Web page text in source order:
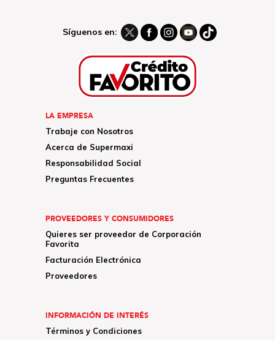
Síguenos en:
LA EMPRESA
Trabaje con Nosotros
Acerca de Supermaxi
Responsabilidad Social
Preguntas Frecuentes
PROVEEDORES Y CONSUMIDORES
Quieres ser proveedor de Corporación
Favorita
Facturación Electrónica
Proveedores
INFORMACIÓN DE INTERÉS
Términos y Condiciones